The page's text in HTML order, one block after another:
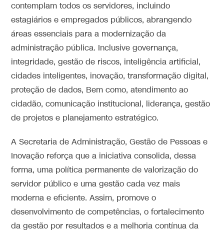
contemplam todos os servidores, incluindo
estagiários e empregados públicos, abrangendo
áreas essenciais para a modernização da
administração pública. Inclusive governança,
integridade, gestão de riscos, inteligência artificial,
cidades inteligentes, inovação, transformação digital,
proteção de dados, Bem como, atendimento ao
cidadão, comunicação institucional, liderança, gestão
de projetos e planejamento estratégico.
A Secretaria de Administração, Gestão de Pessoas e
Inovação reforça que a iniciativa consolida, dessa
forma, uma política permanente de valorização do
servidor público e uma gestão cada vez mais
moderna e eficiente. Assim, promove o
desenvolvimento de competências, o fortalecimento
da gestão por resultados e a melhoria contínua da